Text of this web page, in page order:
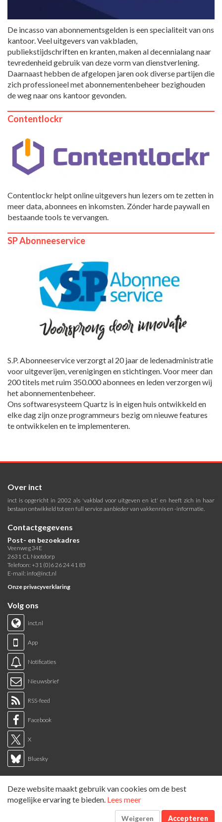
De incasso van abonnementsgelden is een specialiteit van ons
kantoor. Veel uitgevers van vakbladen,
publiekstijdschriften en kranten, maken al decennialang naar
tevredenheid gebruik van deze vorm van dienstverlening.
Daarnaast hebben de afgelopen jaren ook diverse partijen die
zich professioneel met abonnementenbeheer bezighouden
de weg naar ons kantoor gevonden.
Contentlockr
Contentlockr helpt online uitgevers hun lezers om te zetten in
meer data, abonnees en inkomsten. Zónder harde paywall en
bestaande tools te vervangen.
SP Abonneeservice
S.P. Abonneeservice verzorgt al 20 jaar de ledenadministratie
voor uitgeverijen, verenigingen en stichtingen. Voor meer dan
200 titels met ruim 350.000 abonnees en leden verzorgen wij
het abonnementenbeheer.
Ons softwaresysteem Quartz is in eigen huis ontwikkeld en
elke dag zijn onze programmeurs bezig om nieuwe features
te ontwikkelen en te implementeren.
Over inct
inct is opgericht in 2002 als 'vakblad voor uitgeven en ict' en heeft zich in haar
bestaan ontwikkeld tot een full service aanbieder van vakkennis en -informatie.
Contactgegevens
Post- en bezoekadres
Veenweg 34E
2631 CL Nootdorp
Telefoon: +31 (0)6 26 24 41 83
E-mail: info@inct.nl
Onze privacyverklaring
Volg ons
inct.nl
App
Notificaties
Nieuwsbrief
RSS-feed
Facebook
X
Bluesky
Sitemap
Tags overzicht
Deze website maakt gebruik van cookies om de best
mogelijke ervaring te bieden. Lees meer
Weigeren Accepteren